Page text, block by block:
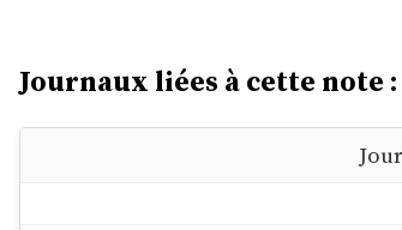
Journaux liées à cette note :